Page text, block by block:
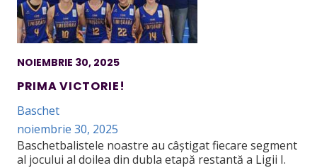
NOIEMBRIE 30, 2025
PRIMA VICTORIE!
Baschet
noiembrie 30, 2025
Baschetbalistele noastre au câștigat fiecare segment
al jocului al doilea din dubla etapă restantă a Ligii I.